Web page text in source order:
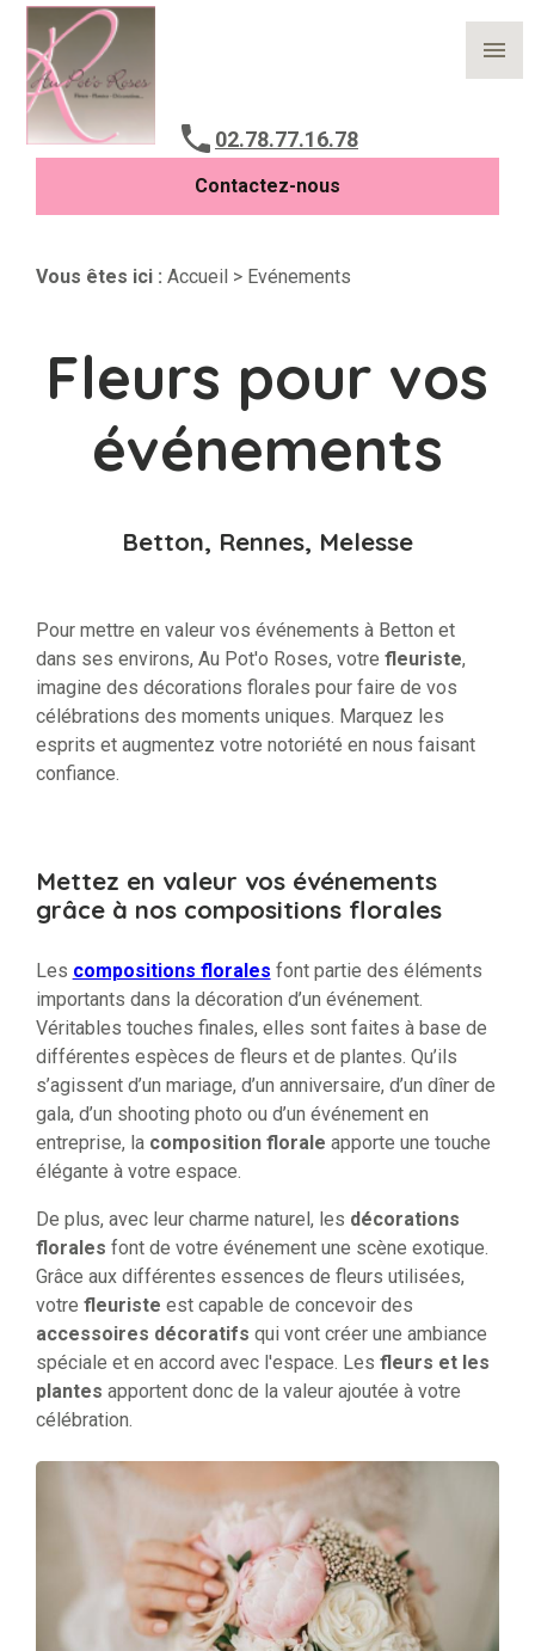
menu
02.78.77.16.78
Contactez-nous
Vous êtes ici : Accueil > Evénements
Fleurs pour vos
événements
Betton, Rennes, Melesse
Pour mettre en valeur vos événements à Betton et
dans ses environs, Au Pot'o Roses, votre fleuriste,
imagine des décorations florales pour faire de vos
célébrations des moments uniques. Marquez les
esprits et augmentez votre notoriété en nous faisant
confiance.
Mettez en valeur vos événements
grâce à nos compositions florales
Les compositions florales font partie des éléments
importants dans la décoration d’un événement.
Véritables touches finales, elles sont faites à base de
différentes espèces de fleurs et de plantes. Qu’ils
s’agissent d’un mariage, d’un anniversaire, d’un dîner de
gala, d’un shooting photo ou d’un événement en
entreprise, lacomposition florale apporte une touche
élégante à votre espace.
De plus, avec leur charme naturel, les décorations
florales font de votre événement une scène exotique.
Grâce aux différentes essences de fleurs utilisées,
votre fleuriste est capable de concevoir des
accessoires décoratifs qui vont créer une ambiance
spéciale et en accord avec l'espace. Les fleurs et les
plantes apportent donc de la valeur ajoutée à votre
célébration.
Panneau de gestion des cookies